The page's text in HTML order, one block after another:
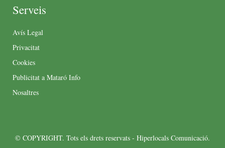
Serveis
Avís Legal
Privacitat
Cookies
Publicitat a Mataró Info
Nosaltres
© COPYRIGHT. Tots els drets reservats - Hiperlocals Comunicació.